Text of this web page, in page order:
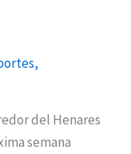
,
del Henares
semana